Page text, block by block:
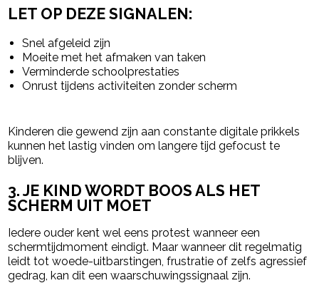
LET OP DEZE SIGNALEN:
Snel afgeleid zijn
Moeite met het afmaken van taken
Verminderde schoolprestaties
Onrust tijdens activiteiten zonder scherm
Kinderen die gewend zijn aan constante digitale prikkels
kunnen het lastig vinden om langere tijd gefocust te
blijven.
3. JE KIND WORDT BOOS ALS HET
SCHERM UIT MOET
Iedere ouder kent wel eens protest wanneer een
schermtijdmoment eindigt. Maar wanneer dit regelmatig
leidt tot woede-uitbarstingen, frustratie of zelfs agressief
gedrag, kan dit een waarschuwingssignaal zijn.